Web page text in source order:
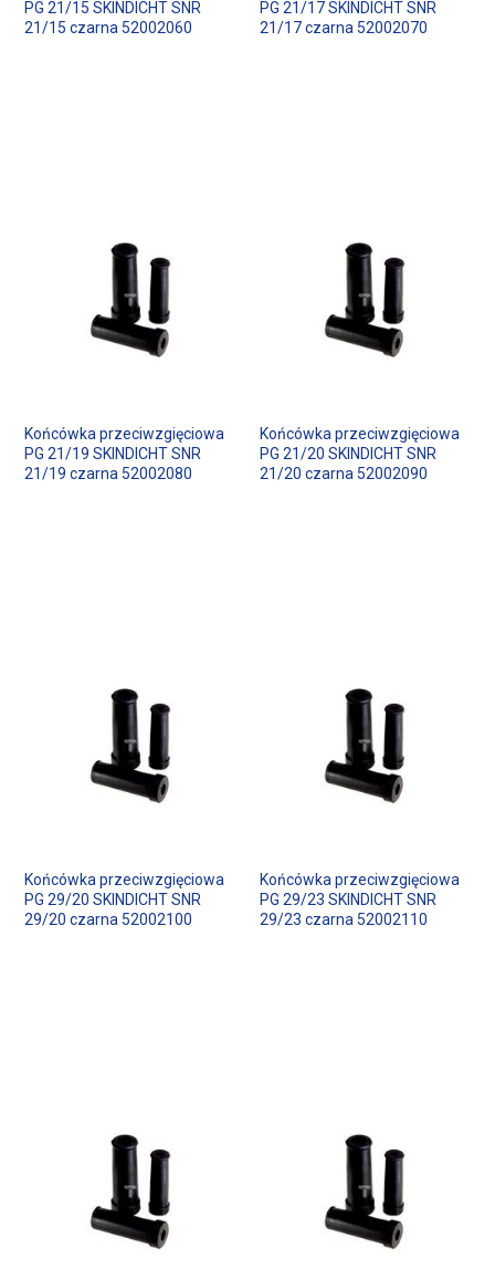
PG 21/15 SKINDICHT SNR
21/15 czarna 52002060
PG 21/17 SKINDICHT SNR
21/17 czarna 52002070
Końcówka przeciwzgięciowa
PG 21/19 SKINDICHT SNR
21/19 czarna 52002080
Końcówka przeciwzgięciowa
PG 21/20 SKINDICHT SNR
21/20 czarna 52002090
Końcówka przeciwzgięciowa
PG 29/20 SKINDICHT SNR
29/20 czarna 52002100
Końcówka przeciwzgięciowa
PG 29/23 SKINDICHT SNR
29/23 czarna 52002110